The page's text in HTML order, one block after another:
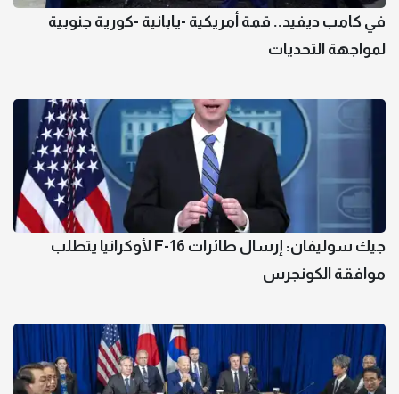
في كامب ديفيد.. قمة أمريكية -يابانية -كورية جنوبية
لمواجهة التحديات
جيك سوليفان: إرسال طائرات F-16 لأوكرانيا يتطلب
موافقة الكونجرس